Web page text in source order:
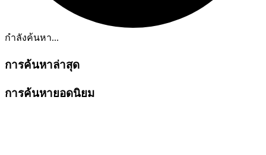
กำลังค้นหา...
การค้นหาล่าสุด
การค้นหายอดนิยม